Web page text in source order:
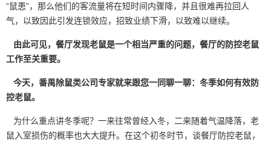
“鼠患”，那么他们的客流量将在短时间内骤降，并且很难再拉回人
气，以致因此引发连锁效应，招致业绩下滑，以致难以继续。
由此可见，餐厅发现老鼠是一个相当严重的问题，餐厅的防控老鼠
工作至关重要。
今天，番禺除鼠类公司专家就来跟您一同聊一聊：冬季如何有效防
控老鼠。
为什么重点讲冬季呢？一来往常曾经入冬，二来随着气温降落，老
鼠入室损伤的概率也大大提升。在这个初冬时节，谈餐厅防控老鼠，